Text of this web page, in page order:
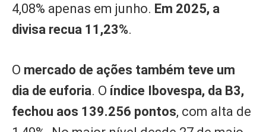
4,08% apenas em junho. Em 2025, a
divisa recua 11,23%.
O mercado de ações também teve um
dia de euforia. O índice Ibovespa, da B3,
fechou aos 139.256 pontos, com alta de